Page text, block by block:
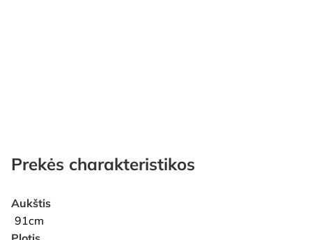
Prekės charakteristikos
Aukštis
91cm